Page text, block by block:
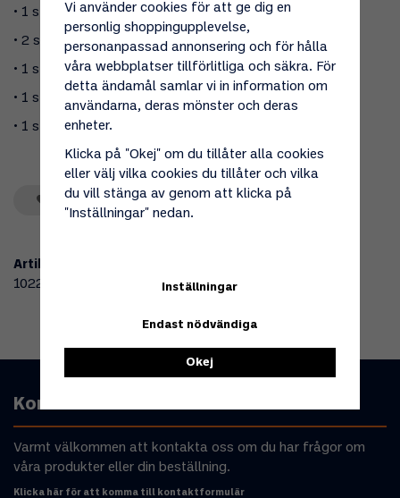
• 1 st 90 grader böj
• 2 st rörklammer
• 1 st tätning
• 1 st takmanschett
• 1 st rörhatt
Spara som favorit
Artikelnummer:
102295
Kontakta oss
Varmt välkommen att kontakta oss om du har frågor om
våra produkter eller din beställning.
Klicka här för att komma till kontaktformulär
Vi använder cookies för att ge dig en
personlig shoppingupplevelse,
personanpassad annonsering och för hålla
våra webbplatser tillförlitliga och säkra. För
detta ändamål samlar vi in information om
användarna, deras mönster och deras
enheter.
Klicka på "Okej" om du tillåter alla cookies
eller välj vilka cookies du tillåter och vilka
du vill stänga av genom att klicka på
"Inställningar" nedan.
Inställningar
Endast nödvändiga
Okej